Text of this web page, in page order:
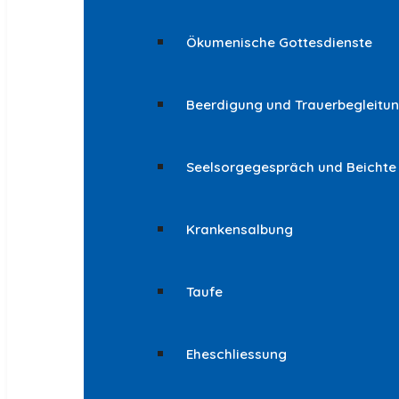
Ökumenische Gottesdienste
Beerdigung und
Seelsorgegespräch und Beichte
Krankensalbung
Taufe
Eheschliessung